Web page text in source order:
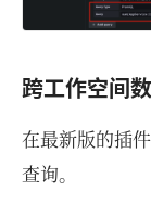
跨工作空间
在最新版的插
查询。